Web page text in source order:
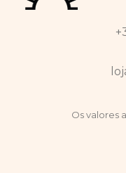
Os valores